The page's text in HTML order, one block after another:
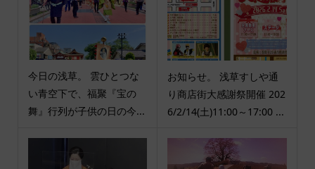
今日の浅草。 雲ひとつな
い青空下で、福聚『宝の
舞』行列が子供の日の今...
お知らせ。 浅草すしや通
り商店街大感謝祭開催 202
6/2/14(土)11:00～17:00 ...